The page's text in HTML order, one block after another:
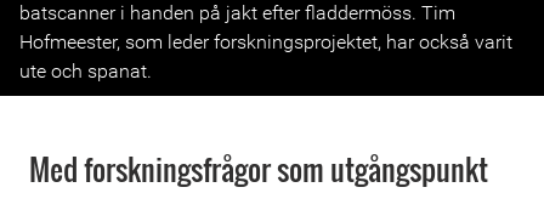
batscanner i handen på jakt efter fladdermöss. Tim
Hofmeester, som leder forskningsprojektet, har också varit
ute och spanat.
Med forskningsfrågor som utgångspunkt